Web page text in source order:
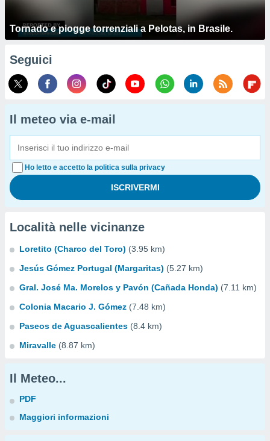
Tornado e piogge torrenziali a Pelotas, in Brasile.
Seguici
Il meteo via e-mail
Ho letto e accetto la politica sulla privacy
Località nelle vicinanze
Loretito (Charco del Toro) (3.95 km)
Jesús Gómez Portugal (Margaritas) (5.27 km)
Gral. José Ma. Morelos y Pavón (Cañada Honda) (7.11 km)
Colonia Macario J. Gómez (7.48 km)
Paseos de Aguascalientes (8.4 km)
Miravalle (8.87 km)
Il Meteo...
PDF
Maggiori informazioni